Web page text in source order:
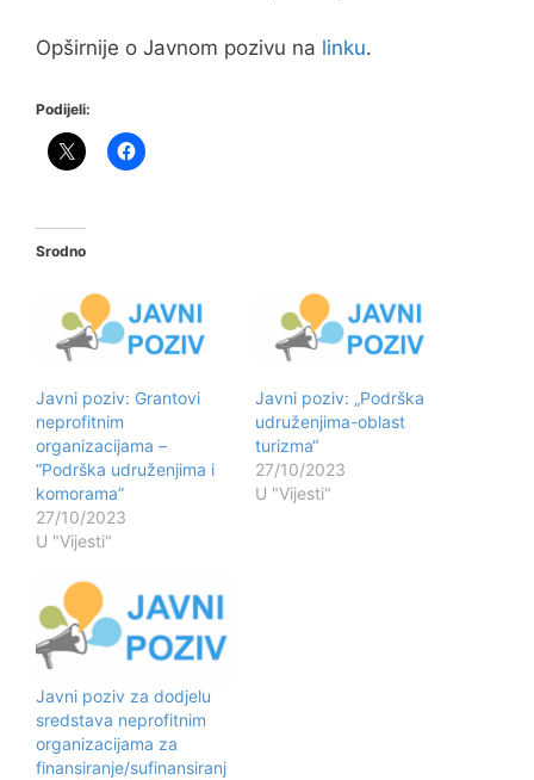
Opširnije o Javnom pozivu na linku.
Podijeli:
Srodno
Javni poziv: Grantovi
neprofitnim
organizacijama –
“Podrška udruženjima i
komorama”
27/10/2023
U "Vijesti"
Javni poziv: „Podrška
udruženjima-oblast
turizma“
27/10/2023
U "Vijesti"
Javni poziv za dodjelu
sredstava neprofitnim
organizacijama za
finansiranje/sufinansiranj